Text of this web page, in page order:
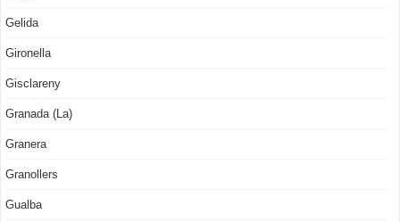
Gelida
Gironella
Gisclareny
Granada (La)
Granera
Granollers
Gualba